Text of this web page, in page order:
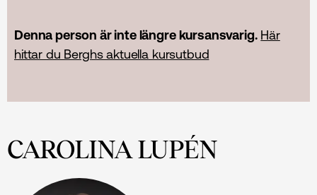
Denna person är inte längre kursansvarig. Här
hittar du Berghs aktuella kursutbud
CAROLINA LUPÉN